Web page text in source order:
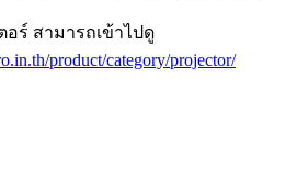
อร์ สามารถเข้าไปดู
product/category/projector/